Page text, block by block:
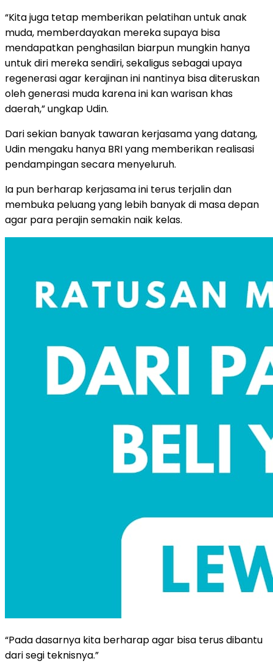
“Kita juga tetap memberikan pelatihan untuk anak
muda, memberdayakan mereka supaya bisa
mendapatkan penghasilan biarpun mungkin hanya
untuk diri mereka sendiri, sekaligus sebagai upaya
regenerasi agar kerajinan ini nantinya bisa diteruskan
oleh generasi muda karena ini kan warisan khas
daerah,” ungkap Udin.
Dari sekian banyak tawaran kerjasama yang datang,
Udin mengaku hanya BRI yang memberikan realisasi
pendampingan secara menyeluruh.
Ia pun berharap kerjasama ini terus terjalin dan
membuka peluang yang lebih banyak di masa depan
agar para perajin semakin naik kelas.
“Pada dasarnya kita berharap agar bisa terus dibantu
dari segi teknisnya.”